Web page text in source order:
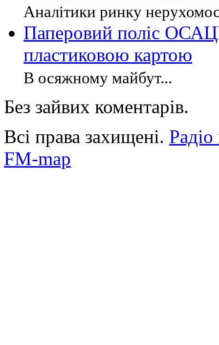
Аналітики ринку
Паперовий поліс
пластиковою картою
В осяжному майбут...
Без зайвих коментарів.
Всі права захищені.
FM-map